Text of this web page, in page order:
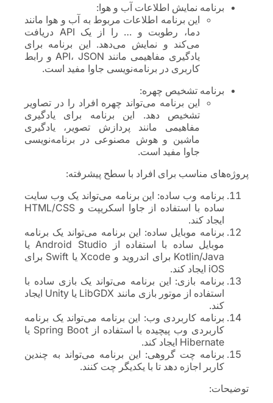
برنامه نمایش اطلاعات آب و هوا:
این برنامه اطلاعات مربوط به آب و هوا مانند
دما، رطوبت و … را از یک API دریافت
می‌کند و نمایش می‌دهد. این برنامه برای
یادگیری مفاهیمی مانند API، JSON و رابط
کاربری در برنامه‌نویسی جاوا مفید است.
برنامه تشخیص چهره:
این برنامه می‌تواند چهره افراد را در تصاویر
تشخیص دهد. این برنامه برای یادگیری
مفاهیمی مانند پردازش تصویر، یادگیری
ماشین و هوش مصنوعی در برنامه‌نویسی
جاوا مفید است.
پروژه‌های مناسب برای افراد با سطح پیشرفته:
برنامه وب ساده: این برنامه می‌تواند یک وب سایت
ساده با استفاده از جاوا اسکریپت و HTML/CSS
ایجاد کند.
برنامه موبایل ساده: این برنامه می‌تواند یک برنامه
موبایل ساده با استفاده از Android Studio یا
Kotlin/Java برای اندروید و Xcode یا Swift برای
iOS ایجاد کند.
برنامه بازی: این برنامه می‌تواند یک بازی ساده با
استفاده از موتور بازی مانند LibGDX یا Unity ایجاد
کند.
برنامه کاربردی وب: این برنامه می‌تواند یک برنامه
کاربردی وب پیچیده با استفاده از Spring Boot یا
Hibernate ایجاد کند.
برنامه چت گروهی: این برنامه می‌تواند به چندین
کاربر اجازه دهد تا با یکدیگر چت کنند.
توضیحات: